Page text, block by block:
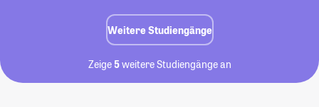
Weitere Studiengänge
Zeige5weitere Studiengänge an